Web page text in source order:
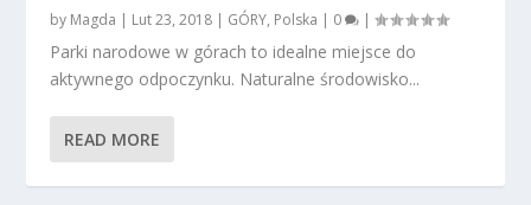
by Magda | Lut 23, 2018 | GÓRY, Polska | 0 |
Parki narodowe w górach to idealne miejsce do
aktywnego odpoczynku. Naturalne środowisko...
READ MORE